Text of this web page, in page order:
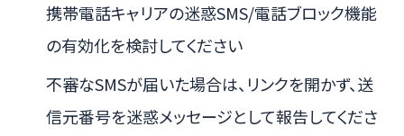
携帯電話キャリアの迷惑SMS/電話ブロック機能
の有効化を検討してください
不審なSMSが届いた場合は、リンクを開かず、送
信元番号を迷惑メッセージとして報告してくださ